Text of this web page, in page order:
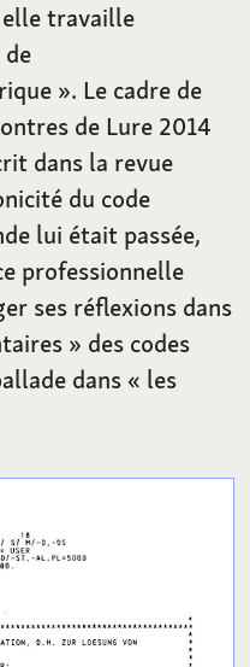
elle travaille
». Le cadre de
de Lure 2014
dans la revue
du code
lui était passée,
professionnelle
ses réflexions dans
» des codes
dans « les